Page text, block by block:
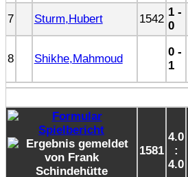
7 Sturm,Hubert 1542
1 -
0
8 Shikhe,Mahmoud
0 -
1
1581
4.0
:
4.0